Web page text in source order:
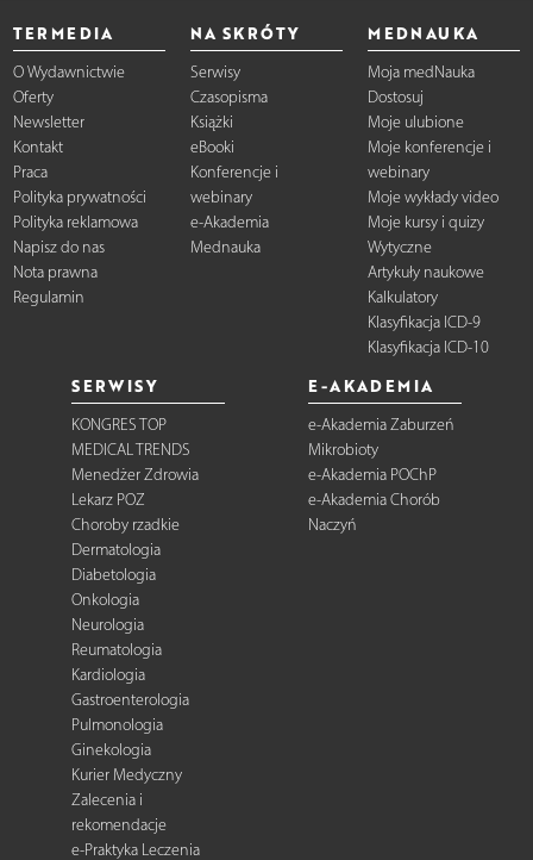
TERMEDIA
O Wydawnictwie
Oferty
Newsletter
Kontakt
Praca
Polityka prywatności
Polityka reklamowa
Napisz do nas
Nota prawna
Regulamin
NA SKRÓTY
Serwisy
Czasopisma
Książki
eBooki
Konferencje i
webinary
e-Akademia
Mednauka
MEDNAUKA
Moja medNauka
Dostosuj
Moje ulubione
Moje konferencje i
webinary
Moje wykłady video
Moje kursy i quizy
Wytyczne
Artykuły naukowe
Kalkulatory
Klasyfikacja ICD-9
Klasyfikacja ICD-10
SERWISY
KONGRES TOP
MEDICAL TRENDS
Menedżer Zdrowia
Lekarz POZ
Choroby rzadkie
Dermatologia
Diabetologia
Onkologia
Neurologia
Reumatologia
Kardiologia
Gastroenterologia
Pulmonologia
Ginekologia
Kurier Medyczny
Zalecenia i
rekomendacje
e-Praktyka Leczenia
E-AKADEMIA
e-Akademia Zaburzeń
Mikrobioty
e-Akademia POChP
e-Akademia Chorób
Naczyń